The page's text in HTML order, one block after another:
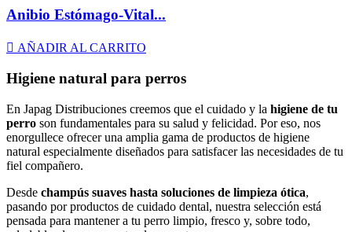
Anibio Estómago-Vital...
 AÑADIR AL CARRITO
Higiene natural para perros
En Japag Distribuciones creemos que el cuidado y la higiene de tu
perro son fundamentales para su salud y felicidad. Por eso, nos
enorgullece ofrecer una amplia gama de productos de higiene
natural especialmente diseñados para satisfacer las necesidades de tu
fiel compañero.
Desde champús suaves hasta soluciones de limpieza ótica,
pasando por productos de cuidado dental, nuestra selección está
pensada para mantener a tu perro limpio, fresco y, sobre todo,